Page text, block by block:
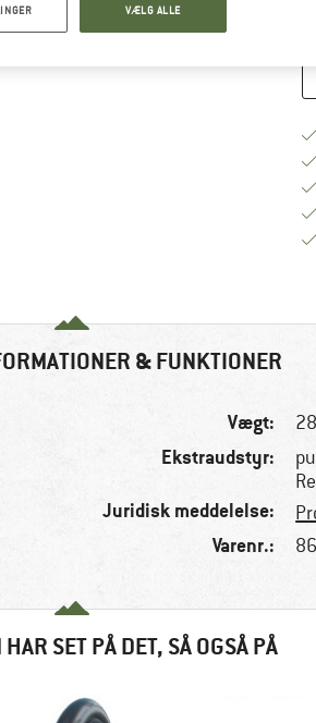
& FUNKTIONER
Vægt:
Ekstraudstyr:
Juridisk meddelelse:
Varenr.:
SET PÅ DET, SÅ OGSÅ PÅ
VÆLG ALLE